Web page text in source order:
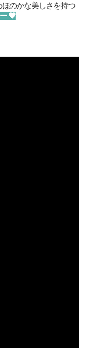
のかな美しさを持つ
🖤